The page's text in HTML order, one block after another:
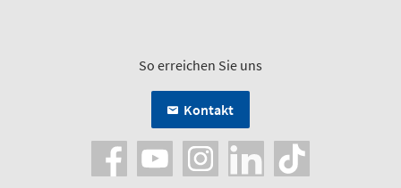
So erreichen Sie uns
Kontakt